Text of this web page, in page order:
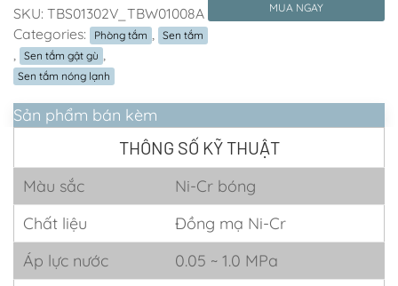
MUA NGAY
SKU: TBS01302V_TBW01008A
Categories:
Phòng tắm Sen tắm
Sen tắm gật gù
Sen tắm nóng lạnh
Sản phẩm bán kèm
THÔNG SỐ KỸ THUẬT
Màu sắc
Ni-Cr bóng
Chất liệu
Đồng mạ Ni-Cr
Áp lực nước
0.05 ~ 1.0 MPa